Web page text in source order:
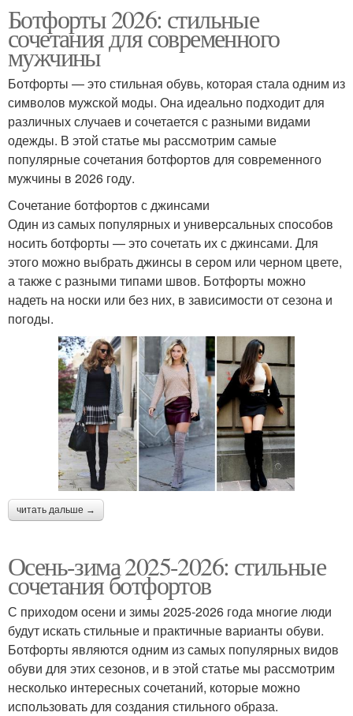
Ботфорты 2026: стильные
сочетания для современного
мужчины
Ботфорты — это стильная обувь, которая стала одним из
символов мужской моды. Она идеально подходит для
различных случаев и сочетается с разными видами
одежды. В этой статье мы рассмотрим самые
популярные сочетания ботфортов для современного
мужчины в 2026 году.
Сочетание ботфортов с джинсами
Один из самых популярных и универсальных способов
носить ботфорты — это сочетать их с джинсами. Для
этого можно выбрать джинсы в сером или черном цвете,
а также с разными типами швов. Ботфорты можно
надеть на носки или без них, в зависимости от сезона и
погоды.
читать дальше →
Осень-зима 2025-2026: стильные
сочетания ботфортов
С приходом осени и зимы 2025-2026 года многие люди
будут искать стильные и практичные варианты обуви.
Ботфорты являются одним из самых популярных видов
обуви для этих сезонов, и в этой статье мы рассмотрим
несколько интересных сочетаний, которые можно
использовать для создания стильного образа.